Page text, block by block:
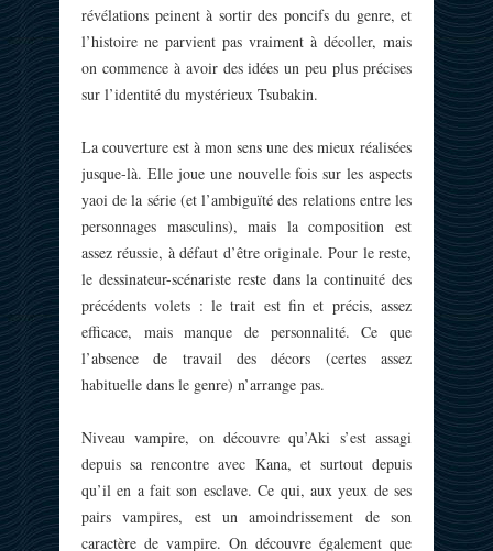
révélations peinent à sortir des poncifs du genre, et
l’histoire ne parvient pas vraiment à décoller, mais
on commence à avoir des idées un peu plus précises
sur l’identité du mystérieux Tsubakin.
La couverture est à mon sens une des mieux réalisées
jusque-là. Elle joue une nouvelle fois sur les aspects
yaoi de la série (et l’ambiguïté des relations entre les
personnages masculins), mais la composition est
assez réussie, à défaut d’être originale. Pour le reste,
le dessinateur-scénariste reste dans la continuité des
précédents volets : le trait est fin et précis, assez
efficace, mais manque de personnalité. Ce que
l’absence de travail des décors (certes assez
habituelle dans le genre) n’arrange pas.
Niveau vampire, on découvre qu’Aki s’est assagi
depuis sa rencontre avec Kana, et surtout depuis
qu’il en a fait son esclave. Ce qui, aux yeux de ses
pairs vampires, est un amoindrissement de son
caractère de vampire. On découvre également que